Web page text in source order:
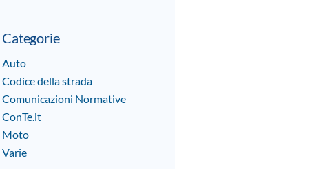
Categorie
Auto
Codice della strada
Comunicazioni Normative
ConTe.it
Moto
Varie